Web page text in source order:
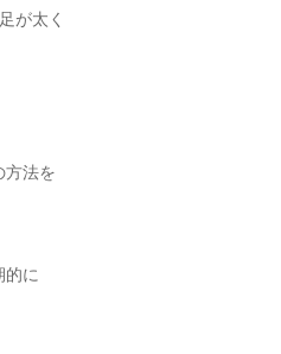
が太く
方法を
的に